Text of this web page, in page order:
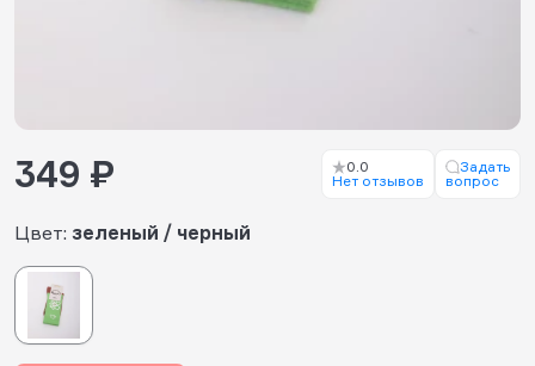
Цвет: зеленый / черный
349 ₽
0.0
Нет отзывов
Задать
вопрос